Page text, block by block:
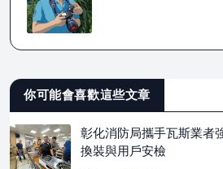
你可能會喜歡這些文章
彰化消防局攜手瓦斯業
換裝與用戶安檢